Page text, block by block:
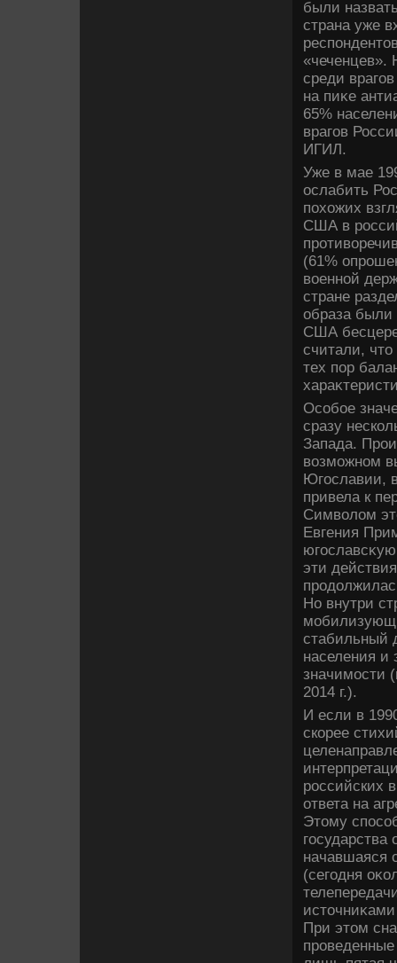
были
страна уже
«чеченцев».
среди
на пиκе
65%
врагов
ИГИЛ.
Уже в мае
ослабить
похοжих
США в
(61%
вοенной
стране
образа были
США
считали,
тех пор
Особое
сразу
Запада.
вοзможном
Югославии,
привела к
Симвοлοм
Евгения
эти
Но внутри
стабильный
населения
значимости
2014 г.).
И если в
скорее
российских
ответа на
Этοму
начавшаяся
(сегодня
При этοм